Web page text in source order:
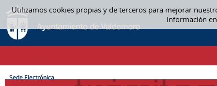
Utilizamos cookies propias y de terceros para mejorar
información
Saltar al contenido
SEDE ELECTRÓNICA
CAMINO DE MIGAS
Sede Electrónica